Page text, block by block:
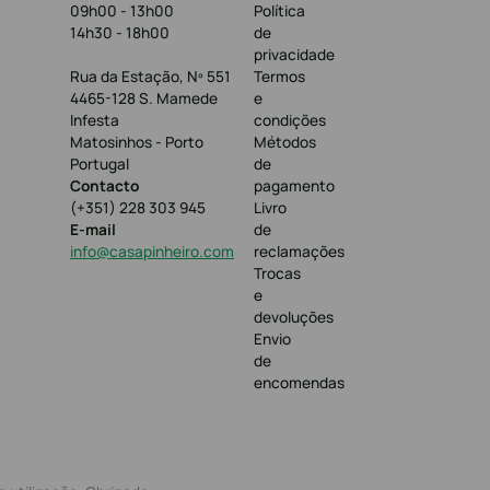
09h00 - 13h00
14h30 - 18h00
Rua da Estação, Nº 551
4465-128 S. Mamede
Infesta
Matosinhos - Porto
Portugal
Contacto
(+351) 228 303 945
E-mail
info@casapinheiro.com
Política
de
privacidade
Termos
e
condições
Métodos
de
pagamento
Livro
de
reclamações
Trocas
e
devoluções
Envio
de
encomendas